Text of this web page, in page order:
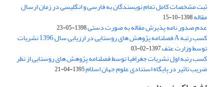
ثبت مشخصات کامل تمام نویسندگان به فارسی و انگلیسی در زمان ارسال
مقاله1398-10-15
عدم صدور نامه پذیرش مقاله به صورت دستی1398-05-23
کسب رتبه A فصلنامه پژوهش های روستایی در ارزیابی سال 1396 نشریات
توسط وزارت عتف1397-02-03
کسب رتبه اول نشریات جغرافیا توسط فصلنامه پژوهش های روستایی از نظر
ضریب تاثیر در پایگاه استنادی علوم جهان اسلام1395-04-21